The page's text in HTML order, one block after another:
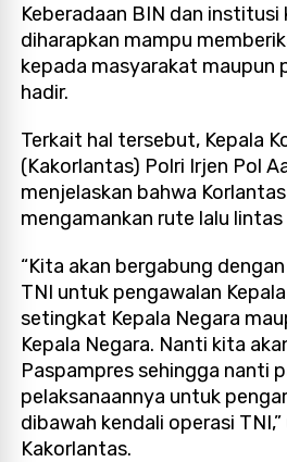
Keberadaan BIN dan institusi
diharapkan mampu
kepada masyarakat maupun
hadir.
Terkait hal tersebut, Kepala
(Kakorlantas) Polri Irjen Pol
menjelaskan bahwa
mengamankan rute lalu
“Kita akan bergabung
TNI untuk pengawalan
setingkat Kepala Negara
Kepala Negara. Nanti kita
Paspampres sehingga nanti
pelaksanaannya untuk
dibawah kendali operasi
Kakorlantas.